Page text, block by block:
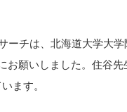
ーチは、北海道大学大学
お願いしました。住谷
ます。